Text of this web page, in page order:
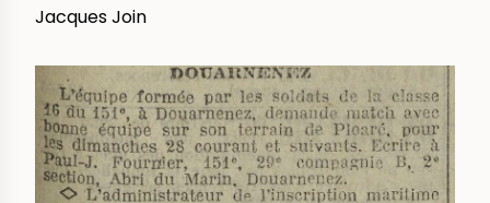
Jacques Join
IMAGE